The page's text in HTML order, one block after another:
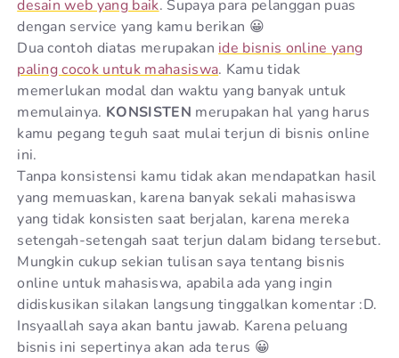
desain web yang baik. Supaya para pelanggan puas
dengan service yang kamu berikan 😀
Dua contoh diatas merupakan ide bisnis online yang
paling cocok untuk mahasiswa. Kamu tidak
memerlukan modal dan waktu yang banyak untuk
memulainya. KONSISTEN merupakan hal yang harus
kamu pegang teguh saat mulai terjun di bisnis online
ini.
Tanpa konsistensi kamu tidak akan mendapatkan hasil
yang memuaskan, karena banyak sekali mahasiswa
yang tidak konsisten saat berjalan, karena mereka
setengah-setengah saat terjun dalam bidang tersebut.
Mungkin cukup sekian tulisan saya tentang bisnis
online untuk mahasiswa, apabila ada yang ingin
didiskusikan silakan langsung tinggalkan komentar :D.
Insyaallah saya akan bantu jawab. Karena peluang
bisnis ini sepertinya akan ada terus 😀